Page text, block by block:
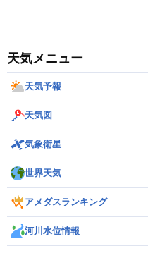
天気メニュー
天気予報
天気図
気象衛星
世界天気
アメダスランキング
河川水位情報